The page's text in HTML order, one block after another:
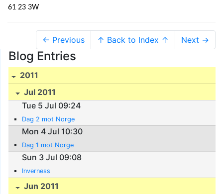
61 23 3W
← Previous ↑ Back to Index ↑ Next →
Blog Entries
2011
Jul 2011
Tue 5 Jul 09:24
Dag 2 mot Norge
Mon 4 Jul 10:30
Dag 1 mot Norge
Sun 3 Jul 09:08
Inverness
Jun 2011